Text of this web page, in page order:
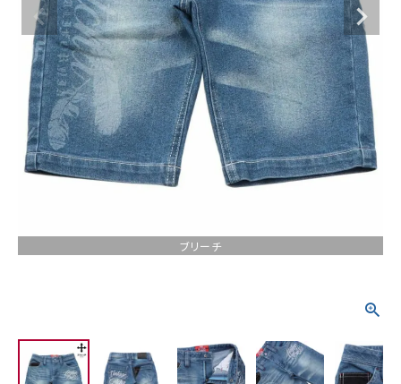
ランキング
お問い合わせ
詳しい条件から探す
ブリーチ